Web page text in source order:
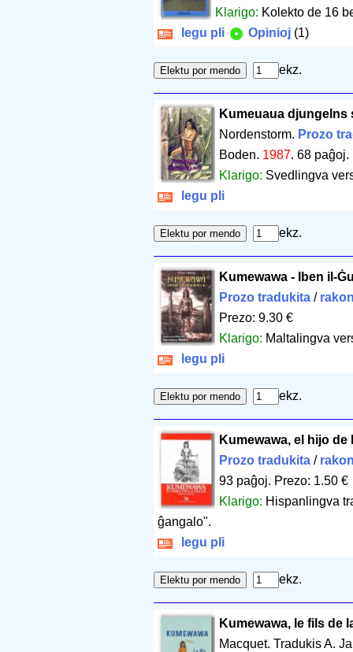
Klarigo: Kolekto de 16
legu pli
Opinioj (1)
ekz.
Kumeuaua djungelns
Nordenstorm. Prozo
Boden. 1987. 68 paĝoj.
Klarigo: Svedlingva
legu pli
ekz.
Kumewawa - Iben il-
Prozo tradukita/
Prezo: 9.30 €
Klarigo: Maltalingva
legu pli
ekz.
Kumewawa, el hijo de
Prozo tradukita/
93 paĝoj. Prezo: 1.50 €
Klarigo: Hispanlingva
ĝangalo".
legu pli
ekz.
Kumewawa, le fils de
Macquet. Tradukis A.